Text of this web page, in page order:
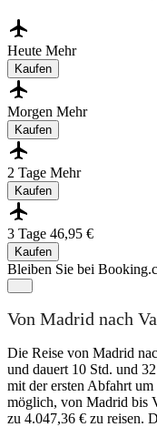
Heute Mehr
Kaufen
Morgen Mehr
Kaufen
2 Tage Mehr
Kaufen
3 Tage 46,95 €
Kaufen
Bleiben Sie bei
Von Madrid nach
Die Reise von Madrid
und dauert 10 Std. und
mit der ersten Abfahrt
möglich, von Madrid bis
zu 4.047,36 € zu reisen.